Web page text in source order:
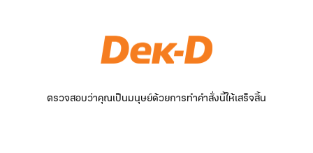
ตรวจสอบว่าคุณเป็นมนุษย์ด้วยการทำคำสั่งนี้ให้เสร็จสิ้น